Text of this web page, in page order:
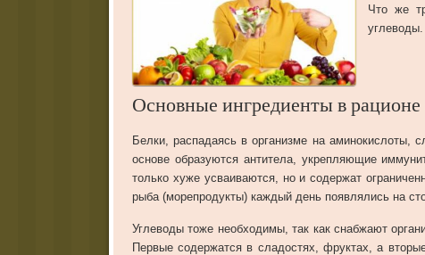
Что же
углеводы.
Основные ингредиенты в
Белки, распадаясь в организме на аминокислоты,
основе образуются антитела, укрепляющие
только хуже усваиваются, но и содержат
рыба (морепродукты) каждый день появлялись на
Углеводы тоже необходимы, так как снабжают
Первые содержатся в сладостях, фруктах, а